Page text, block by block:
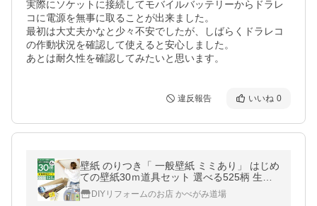
実際にソケットに接続してモバイルバッテリーからドラレ
コに電源を無事に取ることが出来ました。
最初は大丈夫かなと少々不安でしたが、しばらくドラレコ
の作動状況を確認して使えると安心しました。
あとは耐久性を確認してみたいと思います。
違反報告 いいね 0
壁紙 のりつき「 一般壁紙 ミミあり」 はじめ
ての壁紙30ｍ道具セット 選べる525柄 生の
り付き壁紙 30ｍ+施工道具8点セット+マニュ
アル のり付き壁紙 貼替え
DIYリフォームのお店 かべがみ道場